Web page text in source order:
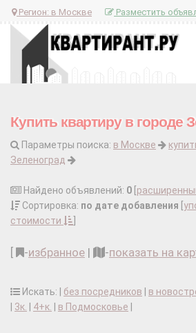
Регион: в Москве Разместить
Купить квартиру в городе
Параметры поиска: в Москве
Зеленоград
Найдено объявлений: 0
Сортировка: по дате добавления
стоимости
-избранное | -показать на
Искать: | без посредников в
3к. 4+к. в Подмосковье